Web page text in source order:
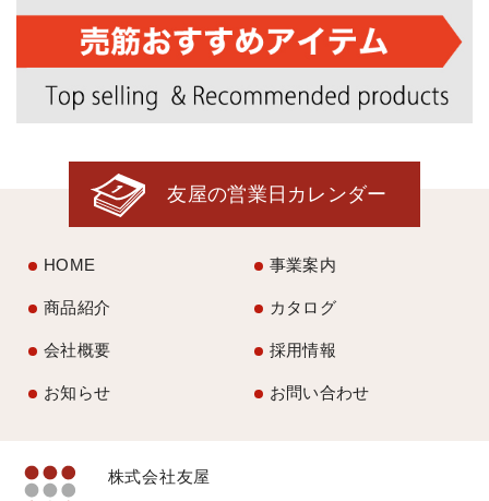
友屋の営業日カレンダー
HOME 事業案内
商品紹介 カタログ
会社概要 採用情報
お知らせ お問い合わせ
株式会社友屋